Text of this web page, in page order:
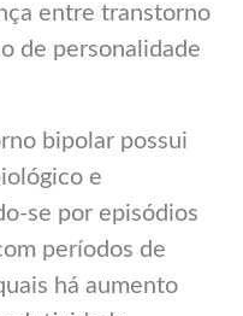
entre transtorno
de personalidade
bipolar possui
e
se por episódios
períodos de
há aumento